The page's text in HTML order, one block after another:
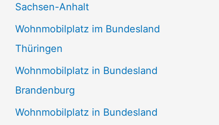
Sachsen-Anhalt
Wohnmobilplatz im Bundesland
Thüringen
Wohnmobilplatz in Bundesland
Brandenburg
Wohnmobilplatz in Bundesland